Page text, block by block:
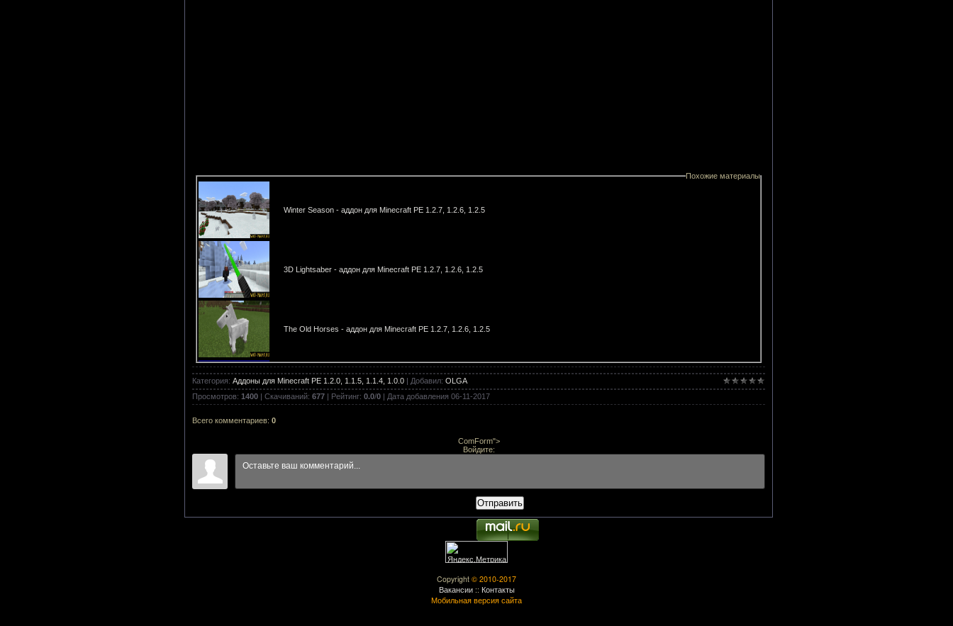
Похожие материалы
Winter Season - аддон для Minecraft PE 1.2.7, 1.2.6, 1.2.5
3D Lightsaber - аддон для Minecraft PE 1.2.7, 1.2.6, 1.2.5
The Old Horses - аддон для Minecraft PE 1.2.7, 1.2.6, 1.2.5
Дельфины - аддон для Minecraft PE 1.2.7, 1.2.6, 1.2.5
CartographerPlus - аддон для Minecraft PE 1.2.5, 1.2.3, 1.2.2, 1.1.5
Armored Ocelot - аддон для Minecraft PE 1.2.5, 1.2.3, 1.2.2, 1.1.5
Категория: Аддоны для Minecraft PE 1.2.0, 1.1.5, 1.1.4, 1.0.0 | Добавил: OLGA
Просмотров: 1400 | Скачиваний: 677 | Рейтинг: 0.0/0 | Дата добавления 06-11-2017
Всего комментариев: 0
ComForm">
Войдите:
Отправить
Copyright © 2010-2017
Вакансии:: Контакты
Мобильная версия сайта